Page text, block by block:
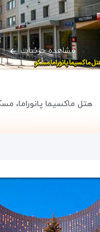
مشاهده جزئیات
هتل ماکسیما پانوراما،